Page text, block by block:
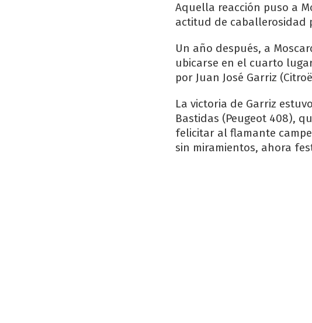
Aquella reacción puso a
actitud de caballerosidad
Un año después, a
ubicarse en el cuarto
por Juan José Garriz
La victoria de Garriz
Bastidas (Peugeot 408),
felicitar al flamante
sin miramientos, ahora